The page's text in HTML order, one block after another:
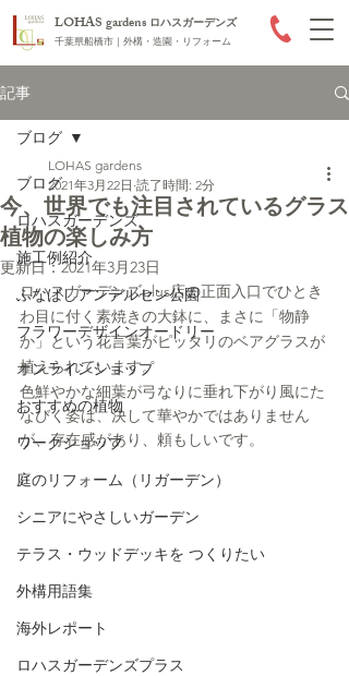
LOHAS gardens ロハスガーデンズ
千葉県船橋市｜外構・造園・リフォーム
記事
ブログ
ロハスガーデンズ
施工例紹介
ふなばしアンデルセン公園
フラワーデザインオードリー
オンラインショップ
おすすめの植物
ワークショップ
庭のリフォーム（リガーデン）
シニアにやさしいガーデン
テラス・ウッドデッキを つくりたい
外構用語集
海外レポート
ロハスガーデンズプラス
ブログ
今、世界でも注目されているグラス
植物の楽しみ方
LOHAS gardens
2021年3月22日 読了時間: 2分
更新日：2021年3月23日
ロハスガーデンズplus店の正面入口でひとき
わ目に付く素焼きの大鉢に、まさに「物静
か」という花言葉がピッタリのベアグラスが
植えられています。
色鮮やかな細葉が弓なりに垂れ下がり風にた
なびく姿は、決して華やかではありません
が、存在感があり、頼もしいです。